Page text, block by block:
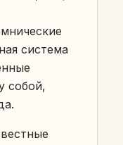
система
собой,